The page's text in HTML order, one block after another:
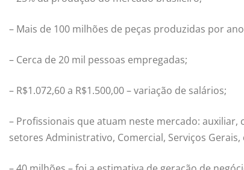
– Mais de 100 milhões de peças produzidas por
– Cerca de 20 mil pessoas empregadas;
– R$1.072,60 a R$1.500,00 – variação de salários;
– Profissionais que atuam neste mercado:
setores Administrativo, Comercial, Serviços